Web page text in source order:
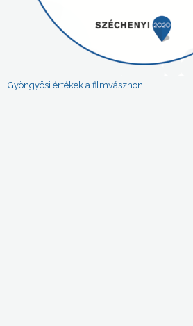
Gyöngyösi értékek a filmvásznon